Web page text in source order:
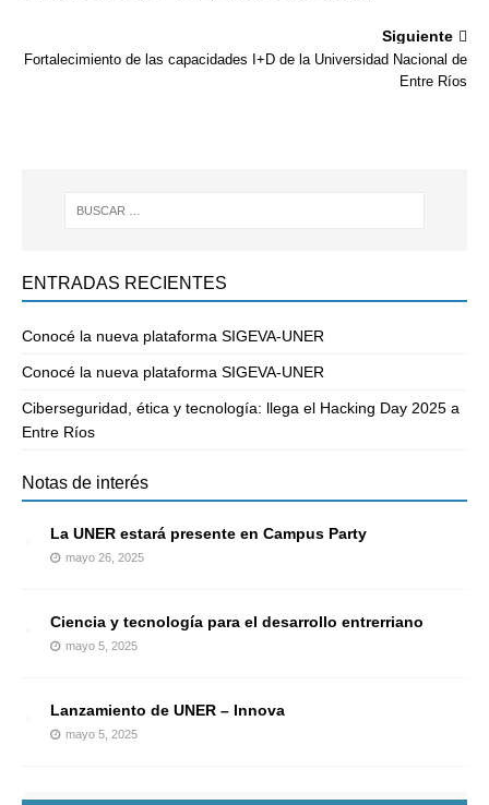
Siguiente
Fortalecimiento de las capacidades I+D de la Universidad Nacional de
Entre Ríos
ENTRADAS RECIENTES
Conocé la nueva plataforma SIGEVA-UNER
Conocé la nueva plataforma SIGEVA-UNER
Ciberseguridad, ética y tecnología: llega el Hacking Day 2025 a
Entre Ríos
Notas de interés
La UNER estará presente en Campus Party
mayo 26, 2025
Ciencia y tecnología para el desarrollo entrerriano
mayo 5, 2025
Lanzamiento de UNER – Innova
mayo 5, 2025